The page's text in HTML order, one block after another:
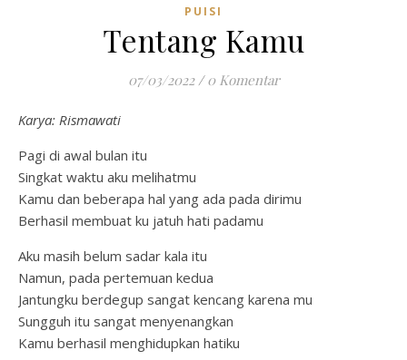
PUISI
Tentang Kamu
07/03/2022 / 0 Komentar
Karya: Rismawati
Pagi di awal bulan itu
Singkat waktu aku melihatmu
Kamu dan beberapa hal yang ada pada dirimu
Berhasil membuat ku jatuh hati padamu
Aku masih belum sadar kala itu
Namun, pada pertemuan kedua
Jantungku berdegup sangat kencang karena mu
Sungguh itu sangat menyenangkan
Kamu berhasil menghidupkan hatiku